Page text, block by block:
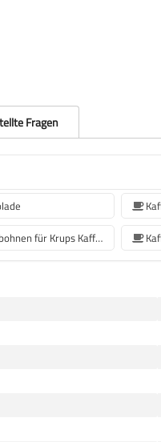
Fragen
Kaffeebohnen für Krups Kaffeemaschine